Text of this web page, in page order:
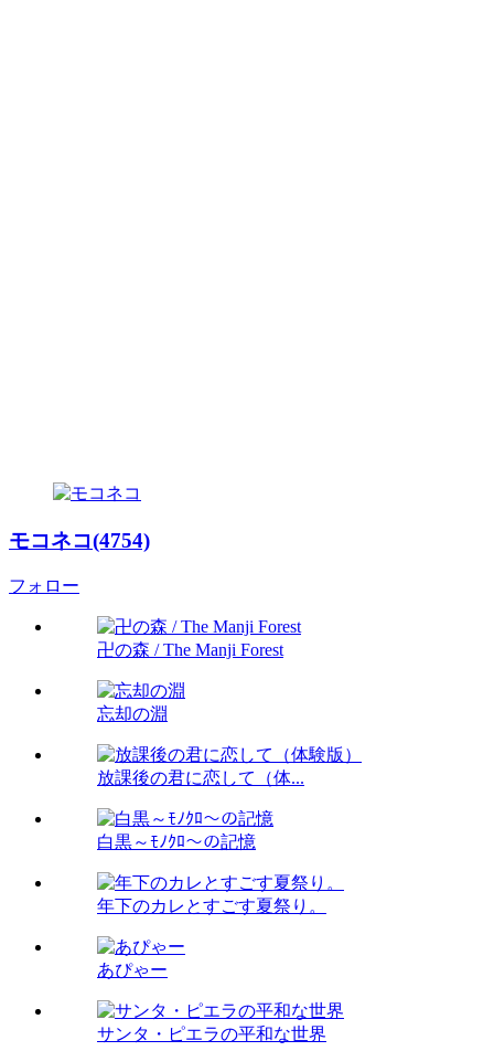
モコネコ(4754)
フォロー
卍の森 / The Manji Forest
忘却の淵
放課後の君に恋して（体...
白黒～ﾓﾉｸﾛ～の記憶
年下のカレとすごす夏祭り。
あぴゃー
サンタ・ピエラの平和な世界